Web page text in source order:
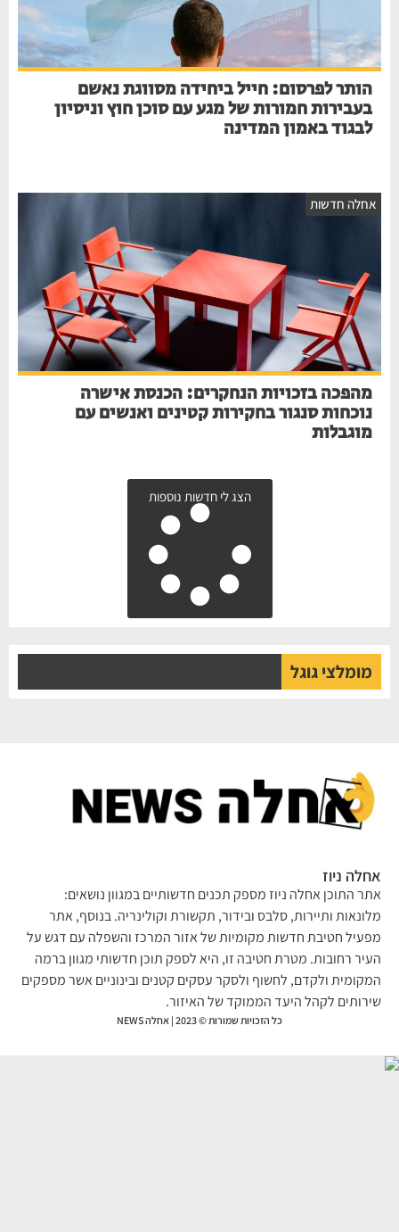
הותר לפרסום: חייל ביחידה מסווגת נאשם
בעבירות חמורות של מגע עם סוכן חוץ וניסיון
לבגוד באמון המדינה
חדשות
מהפכה בזכויות הנחקרים: הכנסת אישרה
נוכחות סנגור בחקירות קטינים ואנשים עם
מוגבלות
הצג לי חדשות נוספות
מומלצי גוגל
ניוז
התוכן אחלה ניוז מספק תכנים חדשותיים במגוון נושאים:
ותיירות, סלבס ובידור, תקשורת וקולינריה. בנוסף, אתר
חטיבת חדשות מקומיות של אזור המרכז והשפלה עם דגש על
רחובות. מטרת חטיבה זו, היא לספק תוכן חדשותי מגוון ברמה
ולקדם, לחשוף ולסקר עסקים קטנים ובינוניים אשר מספקים
לקהל היעד הממוקד של האיזור.
כל הזכויות שמורות © 2023 | אחלה NEWS